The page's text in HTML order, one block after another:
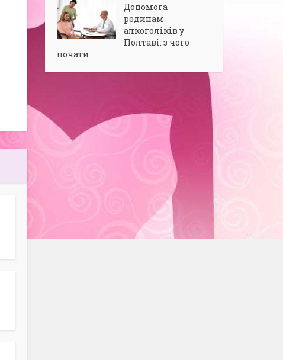
Допомога
родинам
алкоголіків у
Полтаві: з чого
почати